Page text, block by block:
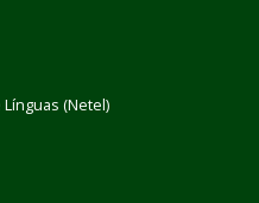
(Netel)